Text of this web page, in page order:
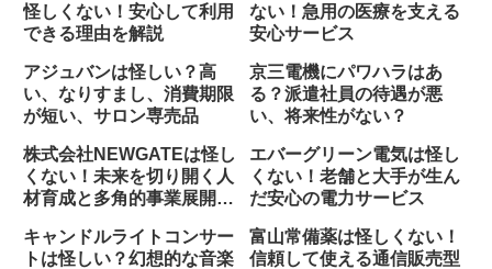
怪しくない！安心して利用
できる理由を解説
ない！急用の医療を支える
安心サービス
アジュバンは怪しい？高
い、なりすまし、消費期限
が短い、サロン専売品
京三電機にパワハラはあ
る？派遣社員の待遇が悪
い、将来性がない？
株式会社NEWGATEは怪し
くない！未来を切り開く人
材育成と多角的事業展開の
エバーグリーン電気は怪し
くない！老舗と大手が生ん
だ安心の電力サービス
キャンドルライトコンサー
トは怪しい？幻想的な音楽
富山常備薬は怪しくない！
信頼して使える通信販売型